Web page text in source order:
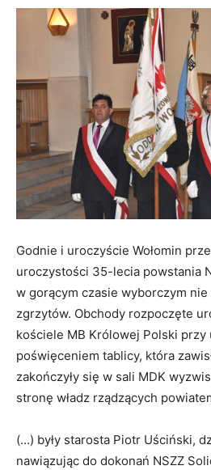
Godnie i uroczyście Wołomin
uroczystości 35-lecia powstania
w gorącym czasie wyborczym nie
zgrzytów. Obchody rozpoczęte
kościele MB Królowej Polski przy
poświęceniem tablicy, która
zakończyły się w sali MDK
stronę władz rządzących
(…) były starosta Piotr Uściński,
nawiązując do dokonań NSZZ